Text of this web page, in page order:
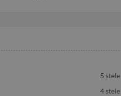
5 stele
4 stele